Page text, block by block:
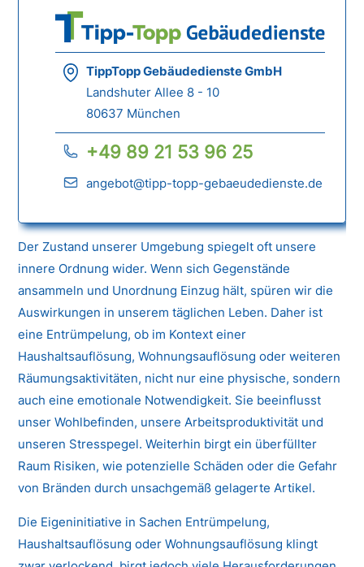
TippTopp Gebäudedienste GmbH
Landshuter Allee 8 - 10
80637 München
+49 89 21 53 96 25
angebot@tipp-topp-gebaeudedienste.de
Der Zustand unserer Umgebung spiegelt oft unsere
innere Ordnung wider. Wenn sich Gegenstände
ansammeln und Unordnung Einzug hält, spüren wir die
Auswirkungen in unserem täglichen Leben. Daher ist
eine Entrümpelung, ob im Kontext einer
Haushaltsauflösung, Wohnungsauflösung oder weiteren
Räumungsaktivitäten, nicht nur eine physische, sondern
auch eine emotionale Notwendigkeit. Sie beeinflusst
unser Wohlbefinden, unsere Arbeitsproduktivität und
unseren Stresspegel. Weiterhin birgt ein überfüllter
Raum Risiken, wie potenzielle Schäden oder die Gefahr
von Bränden durch unsachgemäß gelagerte Artikel.
Die Eigeninitiative in Sachen Entrümpelung,
Haushaltsauflösung oder Wohnungsauflösung klingt